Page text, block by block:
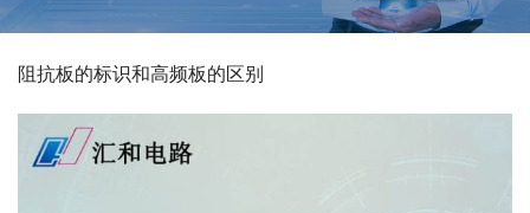
阻抗板的标识和高频板的区别